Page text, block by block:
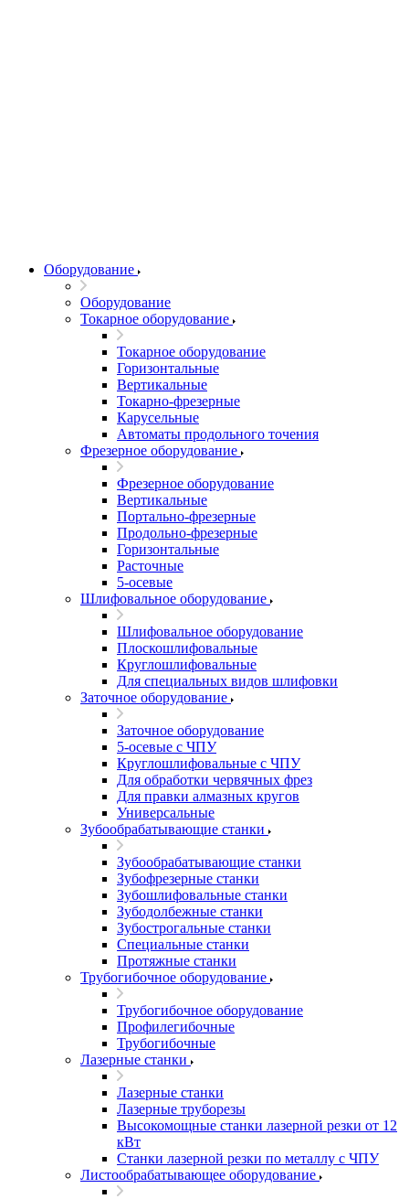
Оборудование
Оборудование
Токарное оборудование
Токарное оборудование
Горизонтальные
Вертикальные
Токарно-фрезерные
Карусельные
Автоматы продольного точения
Фрезерное оборудование
Фрезерное оборудование
Вертикальные
Портально-фрезерные
Продольно-фрезерные
Горизонтальные
Расточные
5-осевые
Шлифовальное оборудование
Шлифовальное оборудование
Плоскошлифовальные
Круглошлифовальные
Для специальных видов шлифовки
Заточное оборудование
Заточное оборудование
5-осевые с ЧПУ
Круглошлифовальные с ЧПУ
Для обработки червячных фрез
Для правки алмазных кругов
Универсальные
Зубообрабатывающие станки
Зубообрабатывающие станки
Зубофрезерные станки
Зубошлифовальные станки
Зубодолбежные станки
Зубострогальные станки
Специальные станки
Протяжные станки
Трубогибочное оборудование
Трубогибочное оборудование
Профилегибочные
Трубогибочные
Лазерные станки
Лазерные станки
Лазерные труборезы
Высокомощные станки лазерной резки от 12
кВт
Станки лазерной резки по металлу с ЧПУ
Листообрабатывающее оборудование